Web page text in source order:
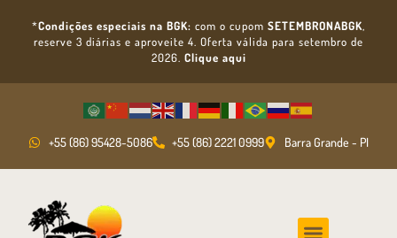
*Condições especiais na BGK: com o cupom SETEMBRONABGK,
reserve 3 diárias e aproveite 4. Oferta válida para setembro de
2026. Clique aqui
+55 (86) 95428-5086 +55 (86) 2221 0999 Barra Grande - PI